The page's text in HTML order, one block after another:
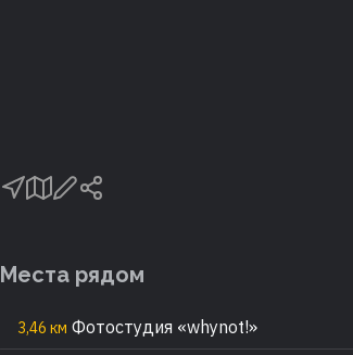
Места рядом
3,46 км Фотостудия «whynot!»